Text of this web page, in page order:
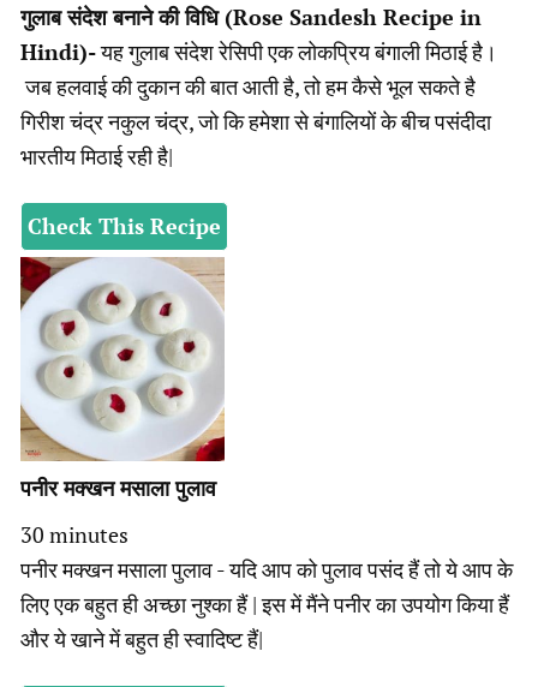
गुलाब संदेश बनाने की विधि (Rose Sandesh Recipe in
Hindi)-यह गुलाब संदेश रेसिपी एक लोकप्रिय बंगाली मिठाई है।
जब हलवाई की दुकान की बात आती है, तो हम कैसे भूल सकते है
गिरीश चंद्र नकुल चंद्र, जो कि हमेशा से बंगालियों के बीच पसंदीदा
भारतीय मिठाई रही है|
Check This Recipe
पनीर मक्खन मसाला पुलाव
30 minutes
minutes
पनीर मक्खन मसाला पुलाव - यदि आप को पुलाव पसंद हैं तो ये आप के
लिए एक बहुत ही अच्छा नुश्का हैं | इस में मैंने पनीर का उपयोग किया हैं
और ये खाने में बहुत ही स्वादिष्ट हैं|